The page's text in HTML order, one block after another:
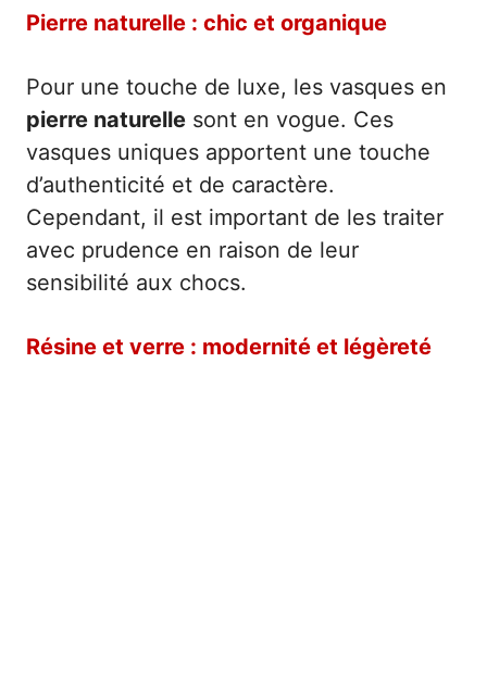
Pierre naturelle : chic et organique
Pour une touche de luxe, les vasques en
pierre naturelle sont en vogue. Ces
vasques uniques apportent une touche
d’authenticité et de caractère.
Cependant, il est important de les traiter
avec prudence en raison de leur
sensibilité aux chocs.
Résine et verre : modernité et légèreté